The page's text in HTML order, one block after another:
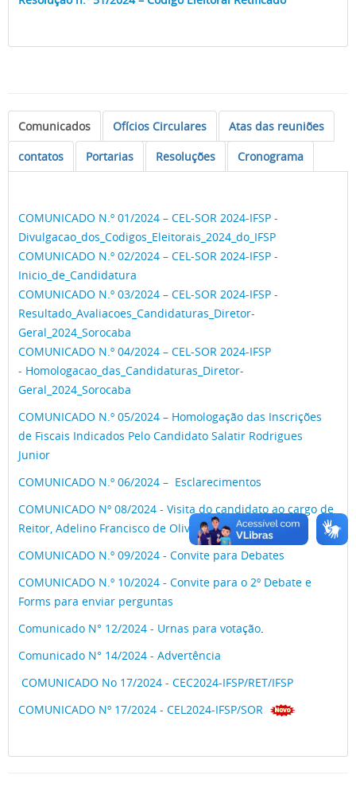
Ofício Circular n.º 9/2024- CEC2024-IFSP/RET/IFSP
do Campus de Sorocaba
Comunicados Ofícios Circulares
Atas das reuniões
contatos
Portarias Resoluções Cronograma
COMUNICADO N.º 01/2024 – CEL-SOR 2024-IFSP -
Divulgacao_dos_Codigos_Eleitorais_2024_do_IFSP
COMUNICADO N.º 02/2024 – CEL-SOR 2024-IFSP -
Inicio_de_Candidatura
COMUNICADO N.º 03/2024 – CEL-SOR 2024-IFSP -
Resultado_Avaliacoes_Candidaturas_Diretor-
Geral_2024_Sorocaba
COMUNICADO N.º 04/2024 – CEL-SOR 2024-IFSP
- Homologacao_das_Candidaturas_Diretor-
Geral_2024_Sorocaba
COMUNICADO N.º 05/2024 – Homologação das Inscrições
de Fiscais Indicados Pelo Candidato Salatir Rodrigues
Junior
COMUNICADO N.º 06/2024 – Esclarecimentos
COMUNICADO Nº 08/2024 - Visita do candidato ao cargo de
Reitor, Adelino Francisco de Oliveira
COMUNICADO N.º 09/2024 - Convite para Debates
COMUNICADO N.º 10/2024 - Convite para o 2º Debate e
Forms para enviar perguntas
Comunicado N° 12/2024 - Urnas para votação.
Comunicado N° 14/2024 - Advertência
COMUNICADO No 17/2024 - CEC2024-IFSP/RET/IFSP
COMUNICADO Nº 17/2024 - CEL2024-IFSP/SOR